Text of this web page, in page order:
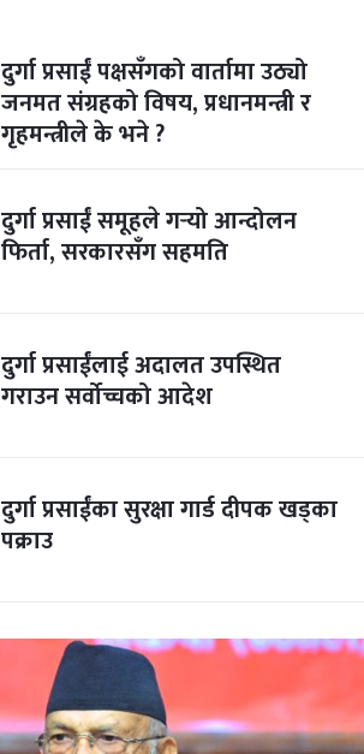
दुर्गा प्रसाईं पक्षसँगको वार्तामा उठ्यो
जनमत संग्रहको विषय, प्रधानमन्त्री र
गृहमन्त्रीले के भने ?
दुर्गा प्रसाईं समूहले गर्‍यो आन्दोलन
फिर्ता, सरकारसँग सहमति
दुर्गा प्रसाईंलाई अदालत उपस्थित
गराउन सर्वोच्चको आदेश
दुर्गा प्रसाईंका सुरक्षा गार्ड दीपक खड्का
पक्राउ